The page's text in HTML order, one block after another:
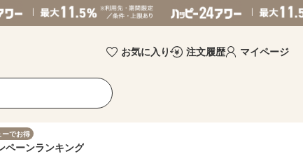
お気に入り 注文履歴 マイページ
ーでお得
ペーンランキング